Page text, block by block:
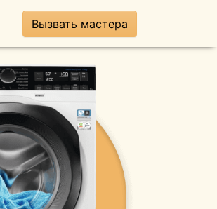
Вызвать мастера